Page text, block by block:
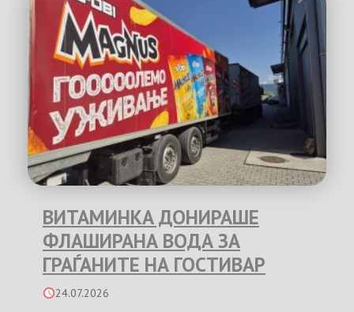
ВИТАМИНКА ДОНИРАШЕ
ФЛАШИРАНА ВОДА ЗА
ГРАЃАНИТЕ НА ГОСТИВАР
24.07.2026